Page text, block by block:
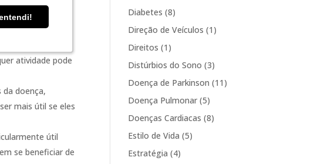
indulgência.
atividade pode
doença,
mais útil se eles
útil
se beneficiar de
Diabetes (8)
Direção de Veículos (1)
Direitos (1)
Distúrbios do Sono (3)
Doença de Parkinson (11)
Doença Pulmonar (5)
Doenças Cardiacas (8)
Estilo de Vida (5)
Estratégia (4)